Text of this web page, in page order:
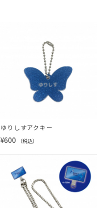
ゆりしすアクキー
¥600 （税込）